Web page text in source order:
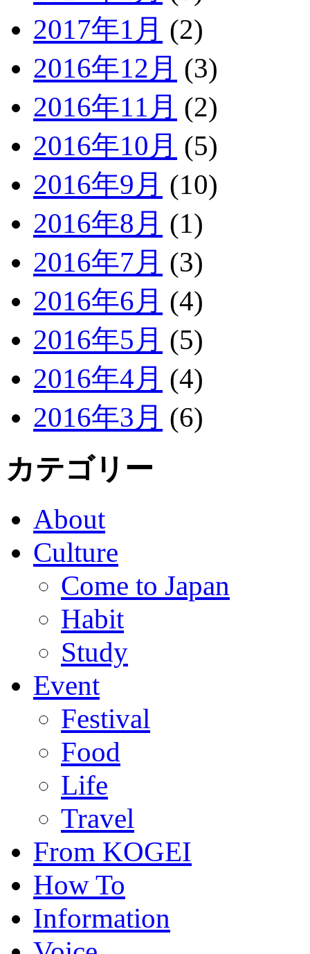
2017年1月 (2)
2016年12月 (3)
2016年11月 (2)
2016年10月 (5)
2016年9月 (10)
2016年8月 (1)
2016年7月 (3)
2016年6月 (4)
2016年5月 (5)
2016年4月 (4)
2016年3月 (6)
カテゴリー
About
Culture
Come to Japan
Habit
Study
Event
Festival
Food
Life
Travel
From KOGEI
How To
Information